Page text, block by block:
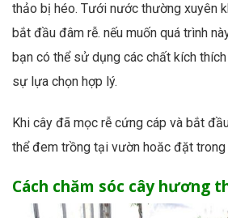
thảo bị héo. Tưới nước thường xuyên
bắt đầu đâm rễ. nếu muốn quá trình
bạn có thể sử dụng các chất kích
sự lựa chọn hợp lý.
Khi cây đã mọc rễ cứng cáp và bắt
thể đem trồng tại vườn hoăc đặt trong
Cách chăm sóc cây hương